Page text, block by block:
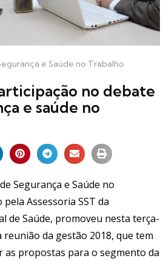
e Saúde no Trabalho
no debate
e saúde no
Segurança e Saúde no
Assessoria SST da
de Saúde, promoveu nesta terça-
da gestão 2018, que tem
as propostas para o segmento da